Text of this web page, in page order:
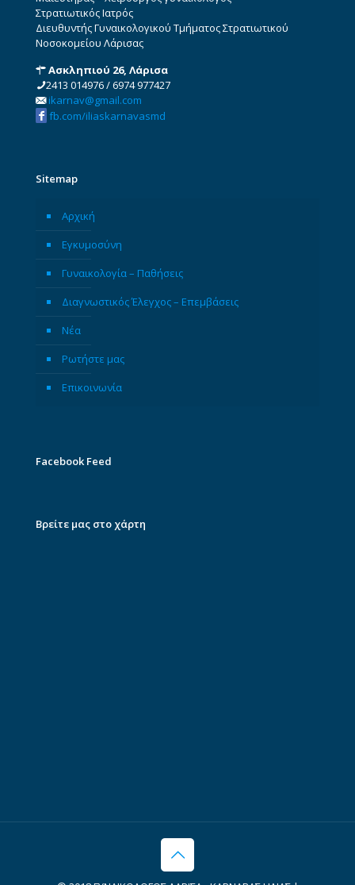
Στρατιωτικός Ιατρός
Διευθυντής Γυναικολογικού Τμήματος Στρατιωτικού
Νοσοκομείου Λάρισας
Ασκληπιού 26, Λάρισα
2413 014976/6974 977427
ikarnav@gmail.com
fb.com/iliaskarnavasmd
Sitemap
Αρχική
Εγκυμοσύνη
Γυναικολογία – Παθήσεις
Διαγνωστικός Έλεγχος – Επεμβάσεις
Νέα
Ρωτήστε μας
Επικοινωνία
Facebook Feed
Βρείτε μας στο χάρτη